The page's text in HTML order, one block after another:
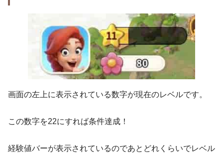
画面の左上に表示されている数字が現在のレベルです。
この数字を22にすれば条件達成！
経験値バーが表示されているのであとどれくらいでレベル